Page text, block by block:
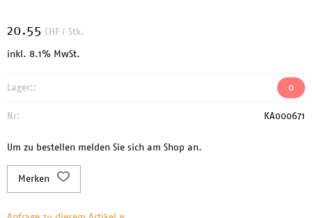
20.55 CHF / Stk.
inkl. 8.1% MwSt.
Lager:: 0
Nr: KA000671
Um zu bestellen melden Sie sich am Shop an.
Merken